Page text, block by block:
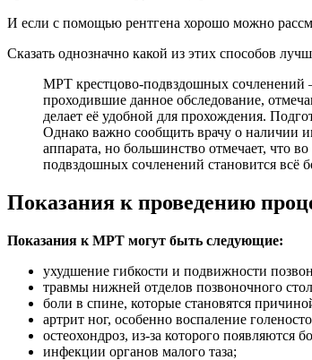
И если с помощью рентгена хорошо можно
Сказать однозначно какой из этих способов
МРТ крестцово-подвздошных сочленений
проходившие данное обследование,
делает её удобной для прохождения.
Однако важно сообщить врачу о наличии
аппарата, но большинство отмечает, что
подвздошных сочленений становится всё
Показания к проведению
Показания к МРТ могут быть следующие:
ухудшение гибкости и подвижности
травмы нижней отделов позвоночного
боли в спине, которые становятся
артрит ног, особенно воспаление
остеохондроз, из-за которого
инфекции органов малого таза;